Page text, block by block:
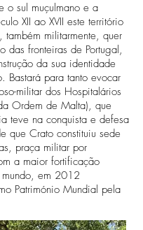
o sul muçulmano e a
XII ao XVII este território
também militarmente, quer
das fronteiras de Portugal,
da sua identidade
Bastará para tanto evocar
militar dos Hospitalários
Ordem de Malta), que
teve na conquista e defesa
que Crato constituiu sede
praça militar por
a maior fortificação
em 2012
Património Mundial pela